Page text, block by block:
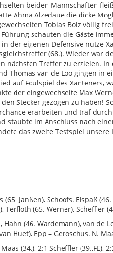
beiden Mannschaften
Ahma Alzedaue die dicke
Tobias Bolz völlig
schauten die Gäste
der eigenen Defensive nutze
(68.). Wieder war
nächsten Treffer zu erzielen.
Thomas van de Loo gingen in
auf Foulspiel des Xanteners,
der eingewechselte Max
Stecker gezogen zu haben!
erarbeiten und traf
staubte im Anschluss nach
das zweite Testspiel
(65. Janßen), Schoofs, Elspaß
Terfloth (65. Werner), Scheffler
Hahn (46. Wardemann), van de
Huet), Epp – Geroschus, N.
(34.), 2:1 Scheffler (39.,FE),